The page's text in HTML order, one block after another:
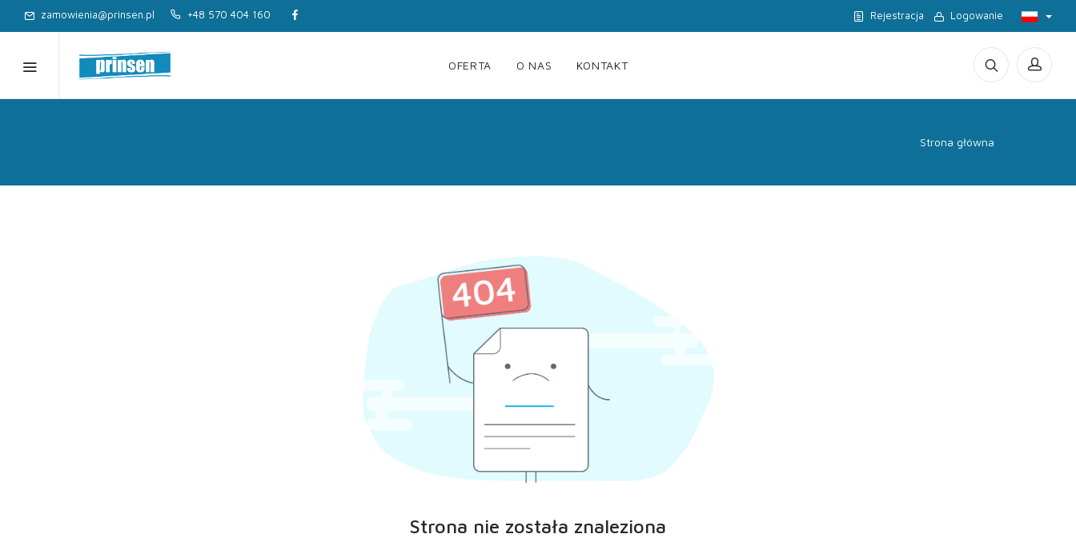
zamowienia@prinsen.pl +48 570 404 160 Rejestracja Logowanie
OFERTA O NAS KONTAKT
Strona główna
Strona nie została znaleziona